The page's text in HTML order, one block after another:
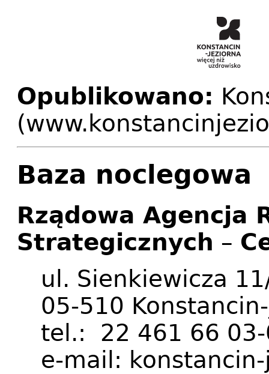
Opublikowano:
Baza noclegowa
Rządowa Agencja
Strategicznych –
ul. Sienkiewicza
05-510
tel.: 22 461 66
e-mail: